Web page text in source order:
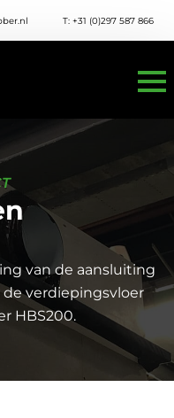
T: +31 (0)297 587 866
van de aansluiting
verdiepingsvloer
HBS200.